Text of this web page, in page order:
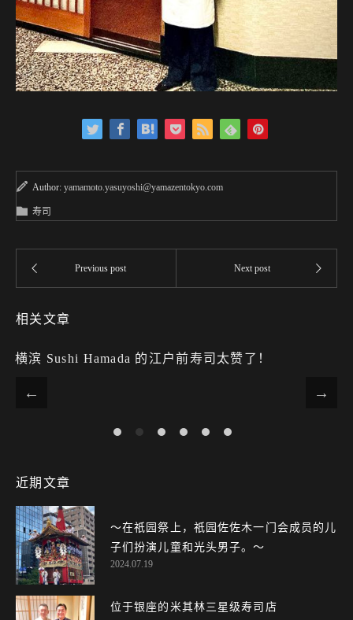
Author: yamamoto.yasuyoshi@yamazentokyo.com
寿司
相关文章
横滨 Sushi Hamada 的江户前寿司太赞了！
近期文章
〜在祇园祭上，祇园佐佐木一门会成员的儿
子们扮演儿童和光头男子。～
2024.07.19
位于银座的米其林三星级寿司店